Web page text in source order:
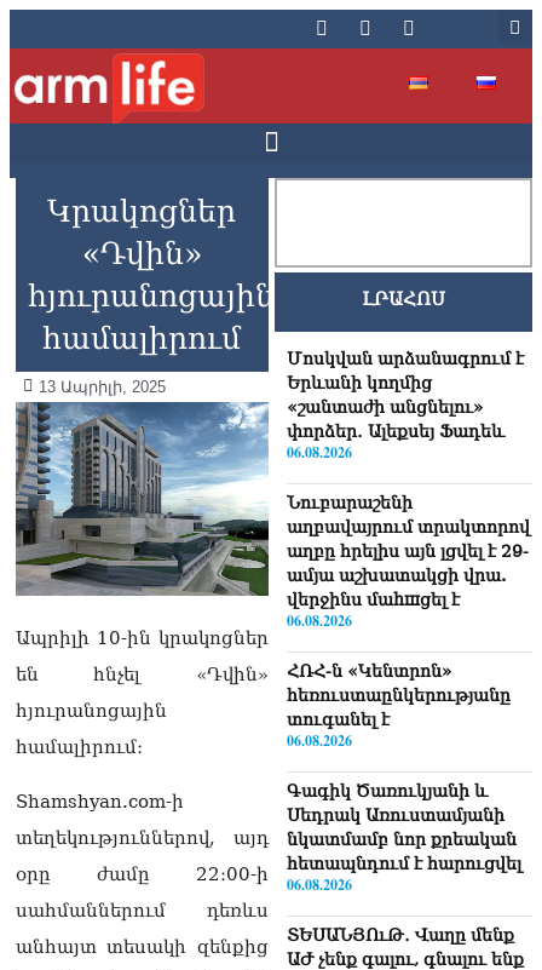
Կրակոցներ
«Դվին»
հյուրանոցային
համալիրում
13 Ապրիլի, 2025
Ապրիլի 10-ին կրակոցներ
են հնչել «Դվին»
հյուրանոցային
համալիրում։
Shamshyan.com-ի
տեղեկություններով, այդ
օրը ժամը 22։00-ի
սահմաններում դեռևս
անհայտ տեսակի զենքից
ԼՐԱՀՈՍ
Մոսկվան արձանագրում է
Երևանի կողմից
«շանտաժի անցնելու»
փորձեր․ Ալեքսեյ Ֆադեև
06.08.2026
Նուբարաշենի
աղբավայրում տրակտորով
աղբը հրելիս այն լցվել է 29-
ամյա աշխատակցի վրա.
վերջինս մաhшցել է
06.08.2026
ՀՌՀ-ն «Կենտրոն»
հեռուստաընկերությանը
տուգանել է
06.08.2026
Գագիկ Ծառուկյանի և
Սեդրակ Առուստամյանի
նկատմամբ նոր քրեական
հետապնդում է հարուցվել
06.08.2026
ՏԵՍԱՆՅՈւԹ․ Վաղը մենք
ԱԺ չենք գալու, գնալու ենք